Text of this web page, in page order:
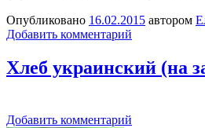
Опубликовано 16.02.2015 автором
Добавить комментарий
Хлеб украинский (на
Добавить комментарий